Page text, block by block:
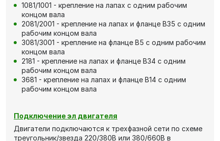
1081/1001 - крепление на лапах с одним рабочим
концом вала
2081/2001 - крепление на лапах и фланце В35 с одним
рабочим концом вала
3081/3001 - крепление на фланце В5 с одним рабочим
концом вала
2181 - крепление на лапах и фланце В34 с одним
рабочим концом вала
3681 - крепление на лапах и фланце В14 с одним
рабочим концом вала
Подключение эл двигателя
Двигатели подключаются к трехфазной сети по схеме
треугольник/звезда 220/380В или 380/660В в